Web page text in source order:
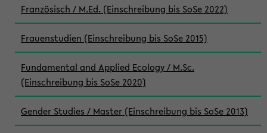
Französisch / M.Ed. (Einschreibung bis SoSe 2022)
Frauenstudien (Einschreibung bis SoSe 2015)
Fundamental and Applied Ecology / M.Sc.
(Einschreibung bis SoSe 2020)
Gender Studies / Master (Einschreibung bis SoSe 2013)